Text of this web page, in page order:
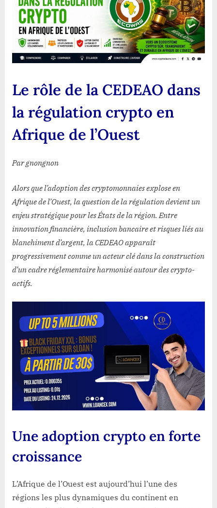
la
régulation
crypto
en
Afrique
de
Le rôle de la CEDEAO dans
la régulation crypto en
Afrique de l’Ouest
Par gnongnon
Alors que l’adoption des cryptomonnaies explose en
Afrique de l’Ouest, la question de la régulation devient un
enjeu stratégique pour les États de la région. Entre
innovation financière, inclusion bancaire et risques liés au
blanchiment d’argent, la CEDEAOapparaît
progressivement comme un acteur clé dans la construction
d’un cadre réglementaire harmonisé autour des crypto-
actifs.
Une adoption crypto en forte
croissance
L’Afrique de l’Ouest est aujourd’hui l’une des
régions les plus dynamiques du continent en